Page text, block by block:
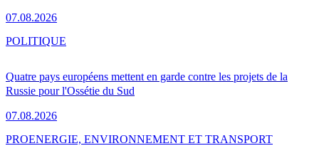
07.08.2026
Quatre pays européens mettent en garde contre les projets de la
Russie pour l'Ossétie du Sud
07.08.2026
POLITIQUE
PROENERGIE, ENVIRONNEMENT ET TRANSPORT